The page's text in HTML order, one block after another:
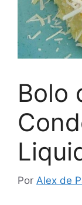
Bolo
Por Alex de